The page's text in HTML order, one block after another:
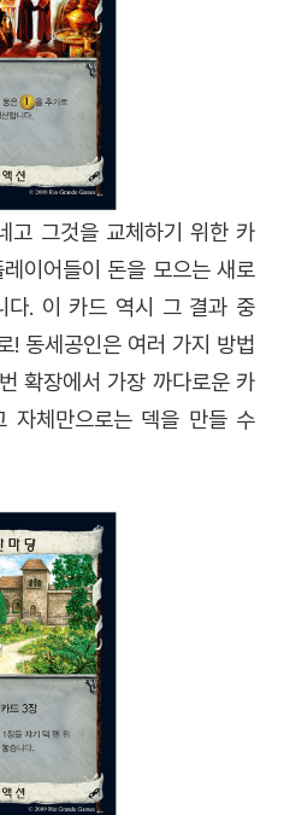
고 그것을 교체하기 위한 카
이어들이 돈을 모으는 새로
다. 이 카드 역시 그 결과 중
! 동세공인은 여러 가지 방법
확장에서 가장 까다로운 카
자체만으로는 덱을 만들 수